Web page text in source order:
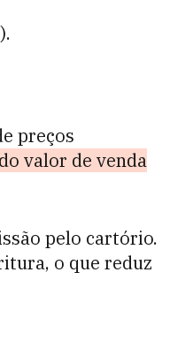
preços
valor de venda
pelo cartório.
o que reduz